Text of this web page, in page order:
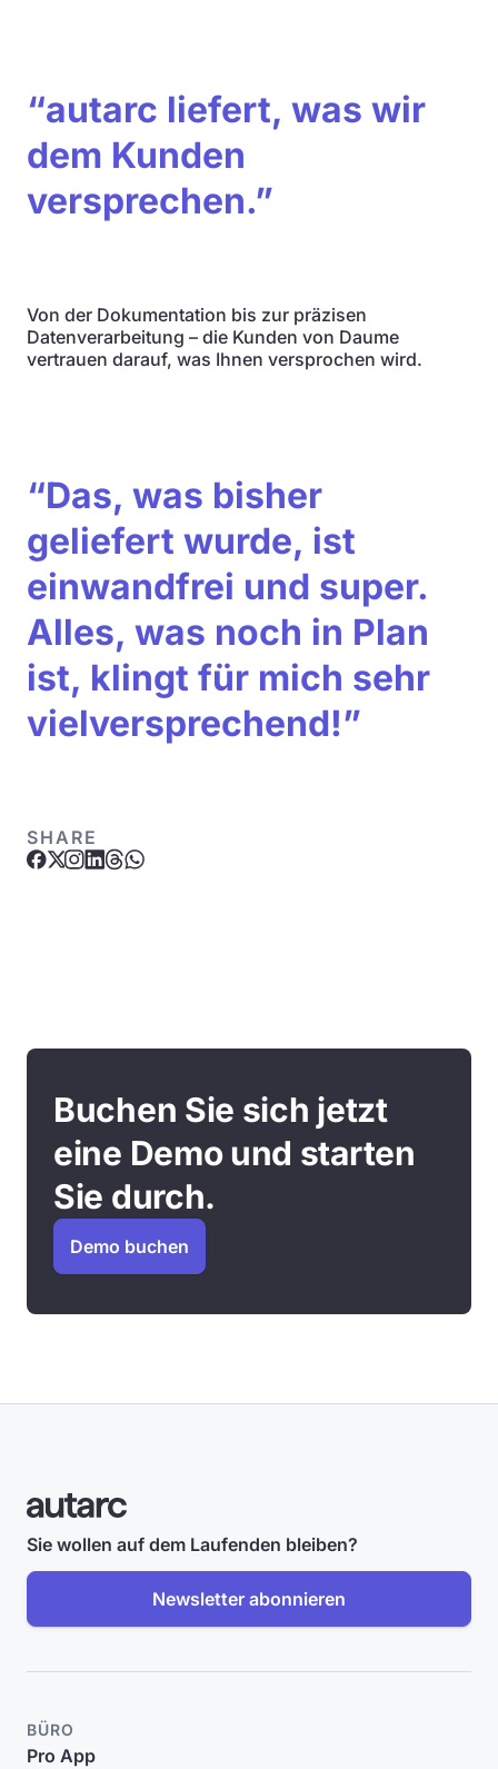
“autarc liefert, was wir
dem Kunden
versprechen.”
Von der Dokumentation bis zur präzisen
Datenverarbeitung – die Kunden von Daume
vertrauen darauf, was Ihnen versprochen wird.
“Das, was bisher
geliefert wurde, ist
einwandfrei und super.
Alles, was noch in Plan
ist, klingt für mich sehr
vielversprechend!”
SHARE
Buchen Sie sich jetzt
eine Demo und starten
Sie durch.
Demo buchen
Sie wollen auf dem Laufenden bleiben?
Newsletter abonnieren
BÜRO
Pro App